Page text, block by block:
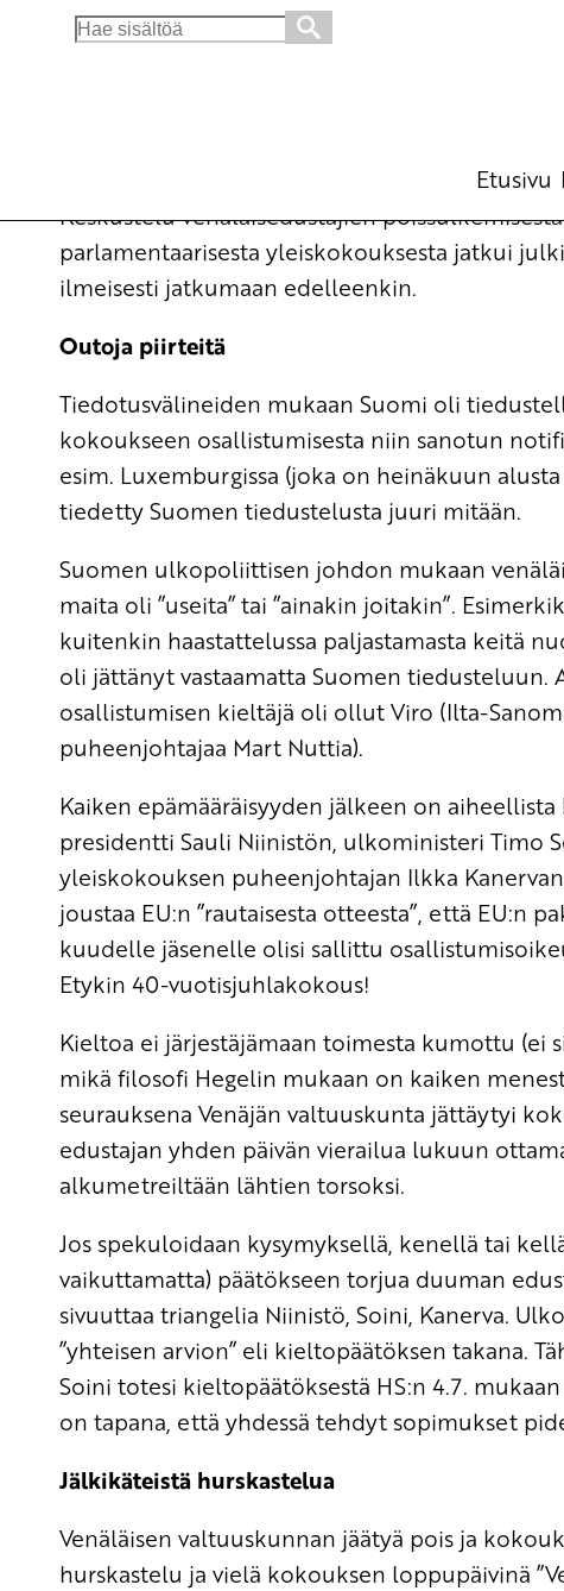
Search
Etusivu
Venäjän valtuuskunnan poissulkeminen
Keskustelu venäläisedustajien
parlamentaarisesta yleiskokouksesta jatkui
ilmeisesti jatkumaan edelleenkin.
Outoja piirteitä
Tiedotusvälineiden mukaan Suomi oli
kokoukseen osallistumisesta niin sanotun
esim. Luxemburgissa (joka on heinäkuun
tiedetty Suomen tiedustelusta juuri mitään.
Suomen ulkopoliittisen johdon mukaan
maita oli ”useita” tai ”ainakin joitakin”.
kuitenkin haastattelussa paljastamasta keitä
oli jättänyt vastaamatta Suomen tiedusteluun.
osallistumisen kieltäjä oli ollut Viro (Ilta-
puheenjohtajaa Mart Nuttia).
Kaiken epämääräisyyden jälkeen on
presidentti Sauli Niinistön, ulkoministeri Timo
yleiskokouksen puheenjohtajan Ilkka
joustaa EU:n ”rautaisesta otteesta”, että EU:n
kuudelle jäsenelle olisi sallittu
Etykin 40-vuotisjuhlakokous!
Kieltoa ei järjestäjämaan toimesta kumottu
mikä filosofi Hegelin mukaan on kaiken
seurauksena Venäjän valtuuskunta jättäytyi
edustajan yhden päivän vierailua lukuun
alkumetreiltään lähtien torsoksi.
Jos spekuloidaan kysymyksellä, kenellä tai
vaikuttamatta) päätökseen torjua duuman
sivuuttaa triangelia Niinistö, Soini, Kanerva.
”yhteisen arvion” eli kieltopäätöksen takana.
Soini totesi kieltopäätöksestä HS:n 4.7.
on tapana, että yhdessä tehdyt sopimukset
Jälkikäteistä hurskastelua
Venäläisen valtuuskunnan jäätyä pois ja
hurskastelu ja vielä kokouksen loppupäivinä